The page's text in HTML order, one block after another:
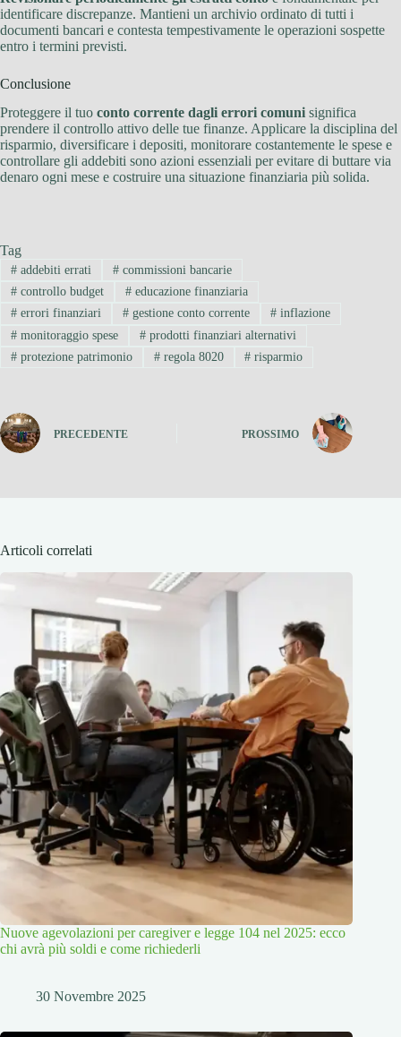
identificare discrepanze. Mantieni un archivio ordinato di tutti i
documenti bancari e contesta tempestivamente le operazioni sospette
entro i termini previsti.
Conclusione
Proteggere il tuo conto corrente dagli errori comuni significa
prendere il controllo attivo delle tue finanze. Applicare la disciplina del
risparmio, diversificare i depositi, monitorare costantemente le spese e
controllare gli addebiti sono azioni essenziali per evitare di buttare via
denaro ogni mese e costruire una situazione finanziaria più solida.
Tag
#addebiti errati #commissioni bancarie
#controllo budget #educazione finanziaria
#errori finanziari #gestione conto corrente # inflazione
#monitoraggio spese #prodotti finanziari alternativi
#protezione patrimonio #regola 8020 # risparmio
PRECEDENTE PROSSIMO
Articoli correlati
Nuove agevolazioni per caregiver e legge 104 nel 2025: ecco
chi avrà più soldi e come richiederli
30 Novembre 2025